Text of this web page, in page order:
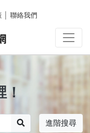
聯絡我們
進階搜尋